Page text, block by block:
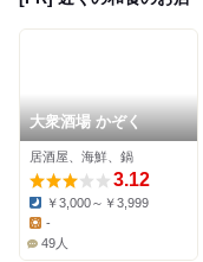
大衆酒場 かぞく
居酒屋、海鮮、鍋
3.12
Dinner:
￥3,000～￥3,999
Lunch:
-
49人